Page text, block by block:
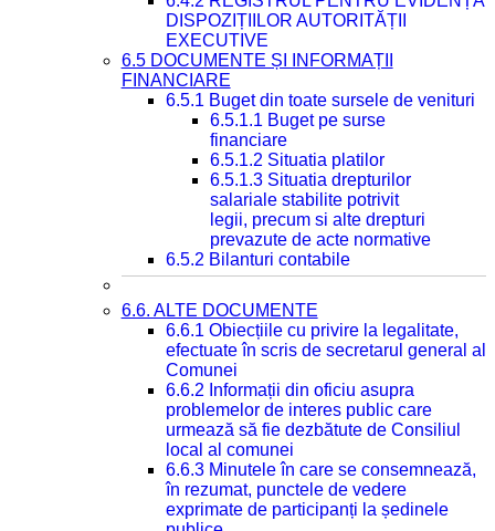
DISPOZIȚIILOR AUTORITĂȚII
EXECUTIVE
6.5 DOCUMENTE ȘI INFORMAȚII
FINANCIARE
6.5.1 Buget din toate sursele de venituri
6.5.1.1 Buget pe surse
financiare
6.5.1.2 Situatia platilor
6.5.1.3 Situatia drepturilor
salariale stabilite potrivit
legii, precum si alte drepturi
prevazute de acte normative
6.5.2 Bilanturi contabile
6.6. ALTE DOCUMENTE
6.6.1 Obiecțiile cu privire la legalitate,
efectuate în scris de secretarul general al
Comunei
6.6.2 Informații din oficiu asupra
problemelor de interes public care
urmează să fie dezbătute de Consiliul
local al comunei
6.6.3 Minutele în care se consemnează,
în rezumat, punctele de vedere
exprimate de participanți la ședinele